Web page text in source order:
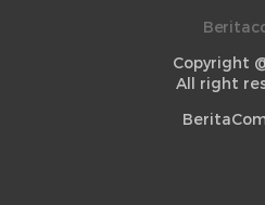
Copyright
All right